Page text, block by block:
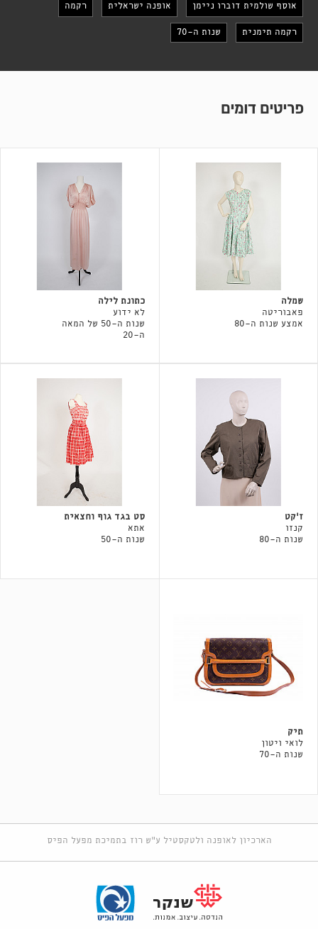
אוסף שולמית דוברו ניימן אופנה ישראלית רקמה
רקמה תימנית שנות ה-70
פריטים דומים
שמלה
פאבוריטה
אמצע שנות ה-80
כתונת לילה
לא ידוע
שנות ה-50 של המאה
ה-20
ז'קט
קנזו
שנות ה-80
סט בגד גוף וחצאית
אתא
שנות ה-50
תיק
לואי ויטון
שנות ה-70
הארכיון לאופנה ולטקסטיל ע"ש רוז בתמיכת מפעל הפיס